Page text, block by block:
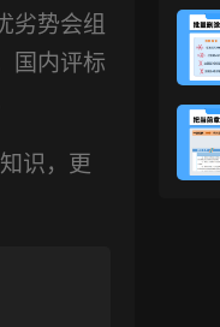
劣势会组
国内评标
识，更